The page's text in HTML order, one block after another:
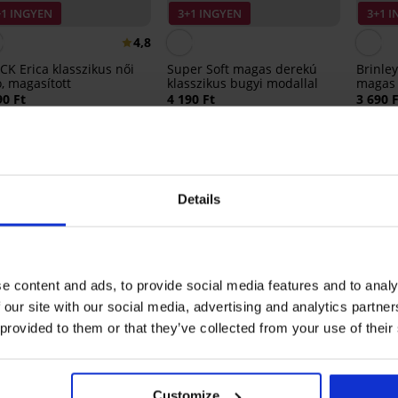
Details
content and ads, to provide social media features and to
site with our social media, advertising and analytics
to them or that they’ve collected from your use of
INGYEN
4,8
Erica klasszikus női
magasított
Ft
3+1 INGYEN
Super Soft magas derekú
klasszikus bugyi modallal
4 190 Ft
3+1
3 690
női alsó, magasított TERMÉK
2
0x
1
0x
Mérettanácsadó